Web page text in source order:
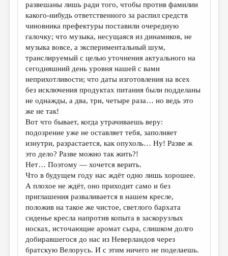
развешаны лишь ради того, чтобы против фамилии
какого-нибудь ответственного за распил средств
чиновника префектуры поставили очередную
галочку; что музыка, несущаяся из динамиков, не
музыка вовсе, а экспериментальный шум,
транслируемый с целью уточнения актуального на
сегодняшний день уровня нашей с вами
неприхотливости; что даты изготовления на всех
без исключения продуктах питания были подделаны
не однажды, а два, три, четыре раза… но ведь это
же не так!
Вот что бывает, когда утрачиваешь веру:
подозрение уже не оставляет тебя, заполняет
изнутри, разрастается, как опухоль… Ну! Разве ж
это дело? Разве можно так жить?!
Нет… Поэтому — хочется верить.
Что в будущем году нас ждёт одно лишь хорошее.
А плохое не ждёт, оно приходит само и без
приглашения разваливается в нашем кресле,
положив на такое же чистое, светлого бархата
сиденье кресла напротив копыта в заскорузлых
носках, источающие аромат сыра, слишком долго
добиравшегося до нас из Неверландов через
братскую Велорусь. И с этим ничего не поделаешь.